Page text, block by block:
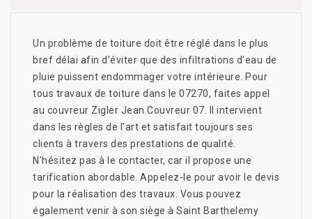
Un problème de toiture doit être réglé dans le plus
bref délai afin d’éviter que des infiltrations d’eau de
pluie puissent endommager votre intérieure. Pour
tous travaux de toiture dans le 07270, faites appel
au couvreur Zigler Jean Couvreur 07. Il intervient
dans les règles de l’art et satisfait toujours ses
clients à travers des prestations de qualité.
N’hésitez pas à le contacter, car il propose une
tarification abordable. Appelez-le pour avoir le devis
pour la réalisation des travaux. Vous pouvez
également venir à son siège à Saint Barthelemy